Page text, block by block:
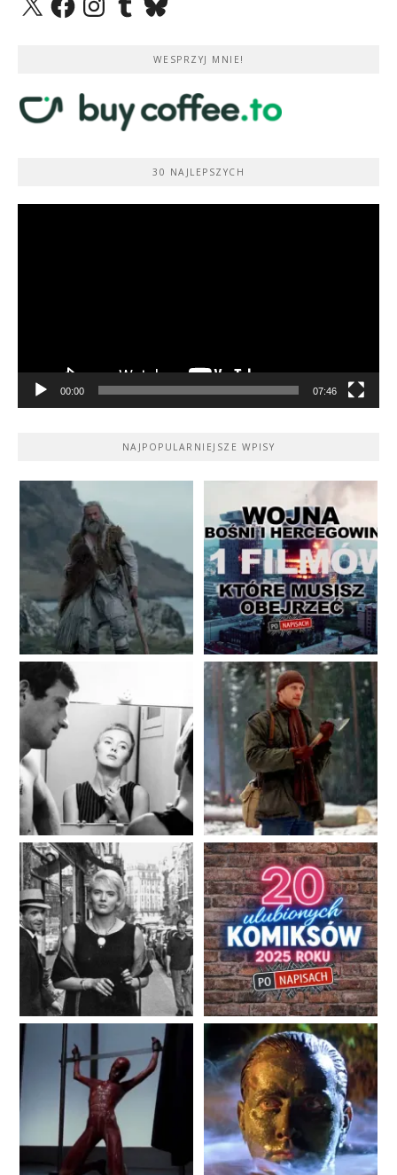
WESPRZYJ MNIE!
30 NAJLEPSZYCH
00:00 07:46
NAJPOPULARNIEJSZE WPISY